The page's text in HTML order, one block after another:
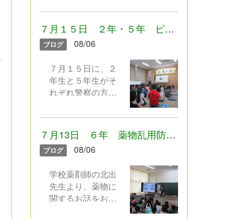
児童クラ
ブの子は、朝学校
に来て行いまし
た。
気１００％」の歌
の発表もありまし
た。元気100％の歌
声で全校みんなが
た♪ さあ！夏休
み。暑い中でした
が、みんな嬉しそ
ました。
ゼリー。 暑いと食欲が落ちやすいですが、みん
なの好きなわかめごはんに冷たいデザートなど、
食べやすいメニューを組み合わせたセレクト給食
でした。しっかり食べて、夏を元気に過ごしたい
ですね。 どんな組み合わせでセレクトしたか
７月１５日 ２年・５年 ピュアキッズスクール
ブログ 08/06
７月１５日に、２
年生と５年生がそ
れぞれ警察の方か
し、「社会のルー
ルやきまり、約束
について考える」
授業を行いまし
友達の家からゲー
ムをとってきてし
まった事例」、５
７月13日 ６年 薬物乱用防止教室
ブログ 08/06
学校薬剤師の北出
先生より、薬物に
関するお話をお聞